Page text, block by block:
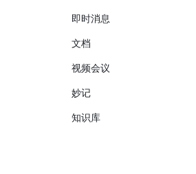
即时消息
文档
视频会议
妙记
知识库